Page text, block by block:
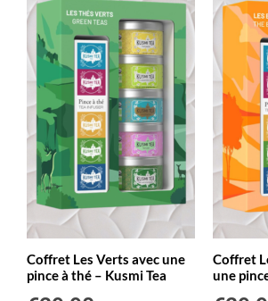
Coffret Les Verts avec une
pince à thé – Kusmi Tea
Coffret
une